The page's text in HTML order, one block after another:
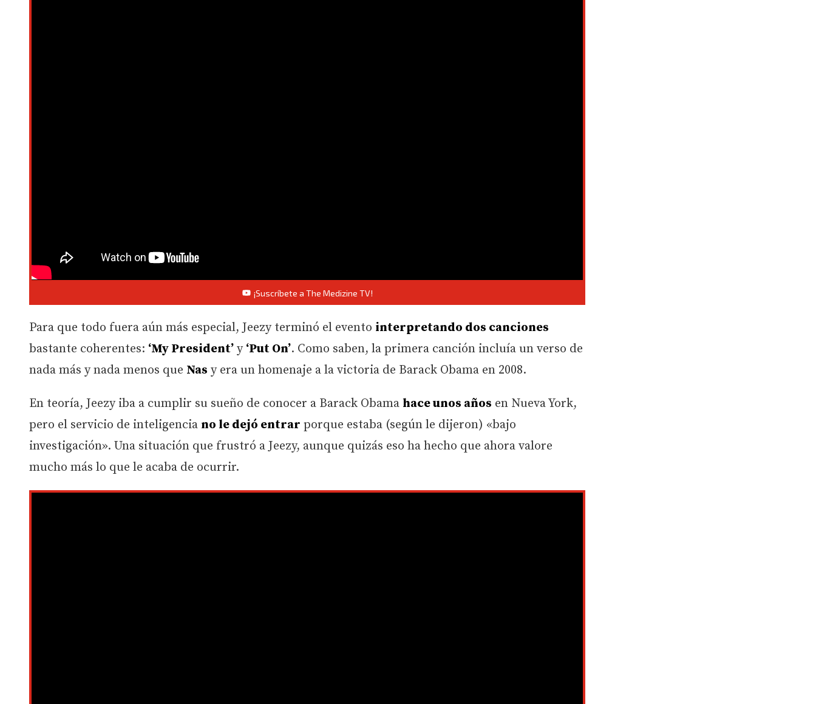
¡Suscríbete a The Medizine TV!
Para que todo fuera aún más especial, Jeezy terminó el evento interpretando dos canciones
bastante coherentes: ‘My President’ y ‘Put On’. Como saben, la primera canción incluía un verso de
nada más y nada menos que Nas y era un homenaje a la victoria de Barack Obama en 2008.
En teoría, Jeezy iba a cumplir su sueño de conocer a Barack Obama hace unos años en Nueva York,
pero el servicio de inteligencia no le dejó entrar porque estaba (según le dijeron) «bajo
investigación». Una situación que frustró a Jeezy, aunque quizás eso ha hecho que ahora valore
mucho más lo que le acaba de ocurrir.